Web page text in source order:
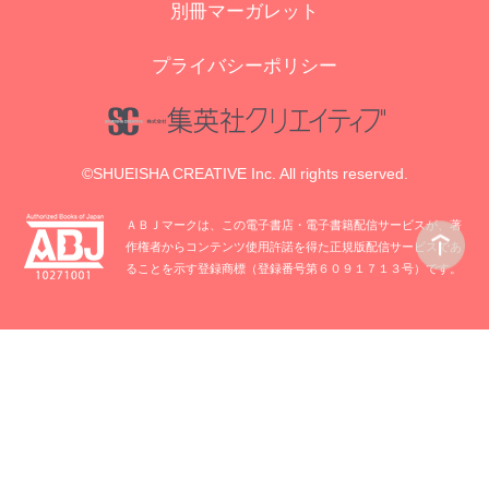
別冊マーガレット
プライバシーポリシー
©SHUEISHA CREATIVE Inc. All rights reserved.
ＡＢＪマークは、この電子書店・電子書籍配信サービスが、著
作権者からコンテンツ使用許諾を得た正規版配信サービスであ
ることを示す登録商標（登録番号第６０９１７１３号）です。